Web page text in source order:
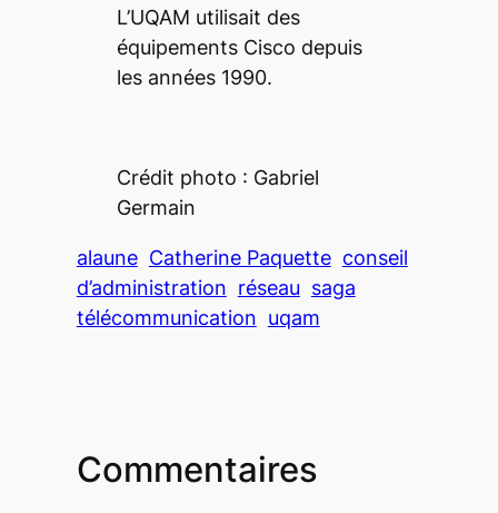
L’UQAM utilisait des
équipements Cisco depuis
les années 1990.
Crédit photo : Gabriel
Germain
alaune Catherine Paquette conseil
d’administration réseau saga
télécommunication uqam
Commentaires